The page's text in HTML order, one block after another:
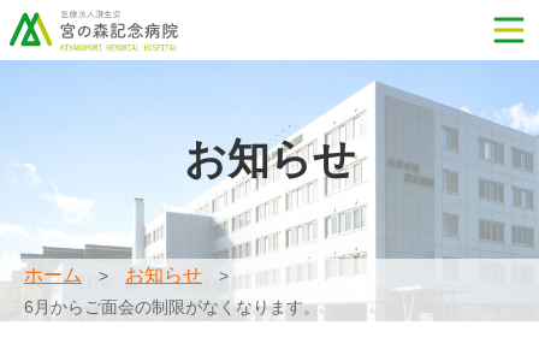
お知らせ
ホーム お知らせ
6月からご面会の制限がなくなります。